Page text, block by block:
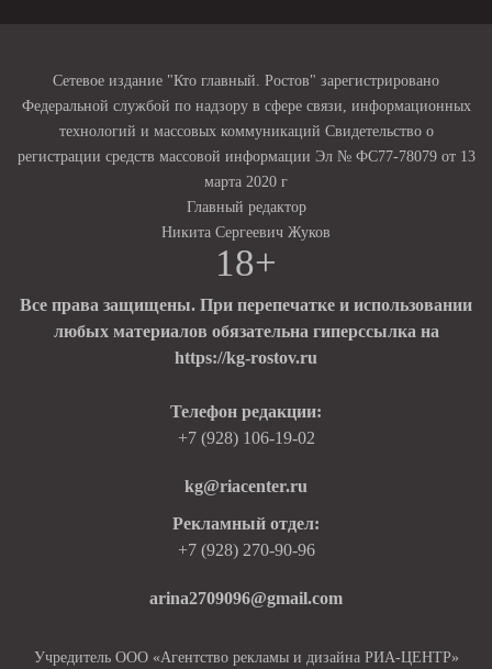
Сетевое издание "Кто главный. Ростов" зарегистрировано
Федеральной службой по надзору в сфере связи, информационных
технологий и массовых коммуникаций Свидетельство о
регистрации средств массовой информации Эл № ФС77-78079 от 13
марта 2020 г
Главный редактор
Никита Сергеевич Жуков
18+
Все права защищены. При перепечатке и использовании
любых материалов обязательна гиперссылка на
https://kg-rostov.ru
Телефон редакции:
+7 (928) 106-19-02
kg@riacenter.ru
Рекламный отдел:
+7 (928) 270-90-96
arina2709096@gmail.com
Учредитель ООО «Агентство рекламы и дизайна РИА-ЦЕНТР»